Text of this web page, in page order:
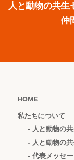
人と動物の共生
仲
HOME
私たちについて
- 人と動物の
- 人と動物の
- 代表メッセ